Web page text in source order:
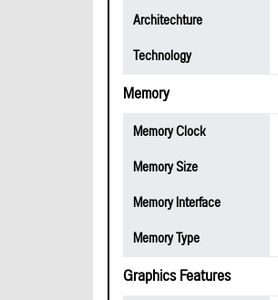
Architechture
Technology
Memory
Memory Clock
Memory Size
Memory Interface
Memory Type
Graphics Features